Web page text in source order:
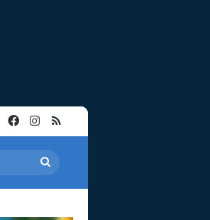
FacebookInstagram
RSS